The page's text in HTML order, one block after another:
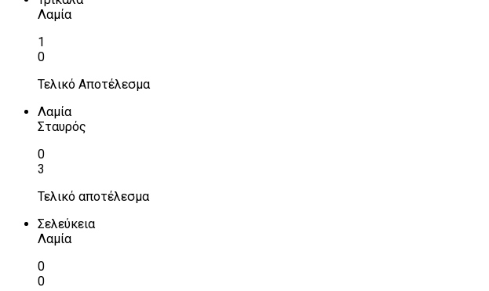
Λαμία
1
0
Τελικό Αποτέλεσμα
Λαμία
Σταυρός
0
3
Τελικό αποτέλεσμα
Σελεύκεια
Λαμία
0
0